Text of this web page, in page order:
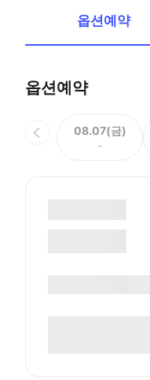
옵션예약
옵션예약
08.07(금)
-